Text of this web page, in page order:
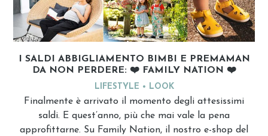
I SALDI ABBIGLIAMENTO BIMBI E PREMAMAN
DA NON PERDERE: ❤️ FAMILY NATION ❤️
LIFESTYLE LOOK
Finalmente è arrivato il momento degli attesissimi
saldi. E quest’anno, più che mai vale la pena
approfittarne. Su Family Nation, il nostro e-shop del